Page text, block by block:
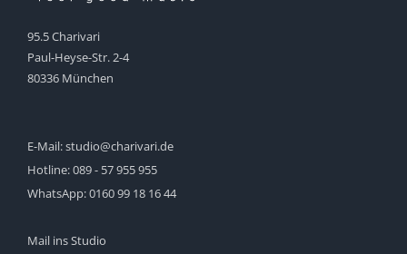
95.5 Charivari
Paul-Heyse-Str. 2-4
80336 München
E-Mail:studio@charivari.de
Hotline:089 - 57 955 955
WhatsApp:0160 99 18 16 44
Mail ins Studio